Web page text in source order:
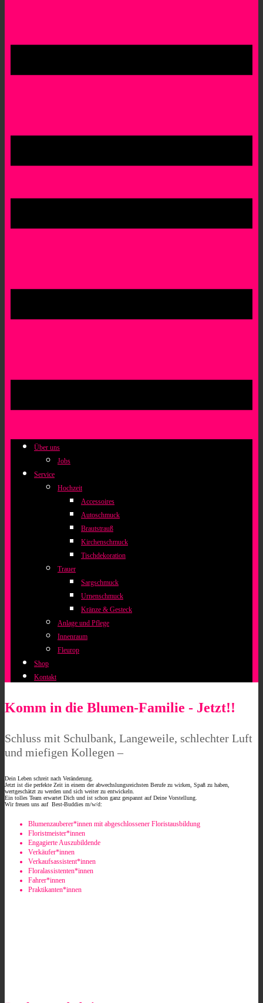
Über uns
Jobs
Service
Hochzeit
Accessoires
Autoschmuck
Brautstrauß
Kirchenschmuck
Tischdekoration
Trauer
Sargschmuck
Urnenschmuck
Kränze & Gesteck
Anlage und Pflege
Innenraum
Fleurop
Shop
Kontakt
Komm in die Blumen-Familie - Jetzt!!
Schluss mit Schulbank, Langeweile, schlechter Luft
und miefigen Kollegen –
Dein Leben schreit nach Veränderung.
Jetzt ist die perfekte Zeit in einem der abwechslungsreichsten Berufe zu wirken, Spaß zu haben,
wertgeschätzt zu werden und sich weiter zu entwickeln.
Ein tolles Team erwartet Dich und ist schon ganz gespannt auf Deine Vorstellung.
Wir freuen uns auf Best-Buddies m/w/d:
Blumenzauberer*innen mit abgeschlossener Floristausbildung
Floristmeister*innen
Engagierte Auszubildende
Verkäufer*innen
Verkaufsassistent*innen
Floralassistenten*innen
Fahrer*innen
Praktikanten*innen